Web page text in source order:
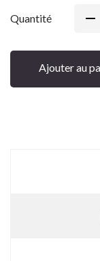
Quantité
Ajouter au